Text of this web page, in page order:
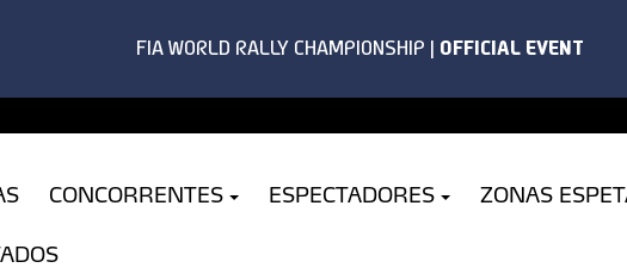
CONCORRENTES ESPECTADORES ZONAS